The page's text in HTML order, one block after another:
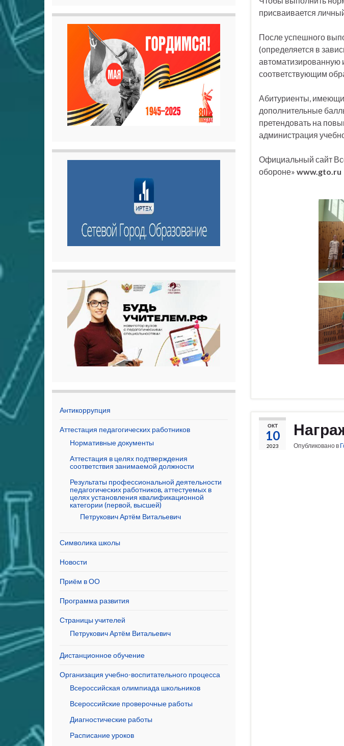
присваивается
После успешного
(определяется в
автоматизированную
соответствующим
Абитуриенты,
дополнительные
претендовать на
администрация
Официальный сайт
обороне» www.gto.ru
ОКТ
10
2023 Опубликовано в
Антикоррупция
Аттестация педагогических работников
Нормативные документы
Аттестация в целях подтверждения
соответствия занимаемой должности
Результаты профессиональной деятельности
педагогических работников, аттестуемых в
целях установления квалификационной
категории (первой, высшей)
Петрукович Артём Витальевич
Символика школы
Новости
Приём в ОО
Программа развития
Страницы учителей
Петрукович Артём Витальевич
Дистанционное обучение
Организация учебно-воспитательного процесса
Всероссийская олимпиада школьников
Всероссийские проверочные работы
Диагностические работы
Расписание уроков